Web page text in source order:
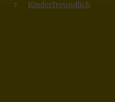
Kinderfreundlich